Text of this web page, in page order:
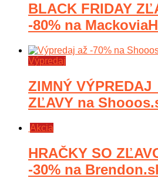
BLACK FRIDAY
-80% na
Výpredaj
ZIMNÝ
ZĽAVY na
Akcia
HRAČKY SO
-30% na